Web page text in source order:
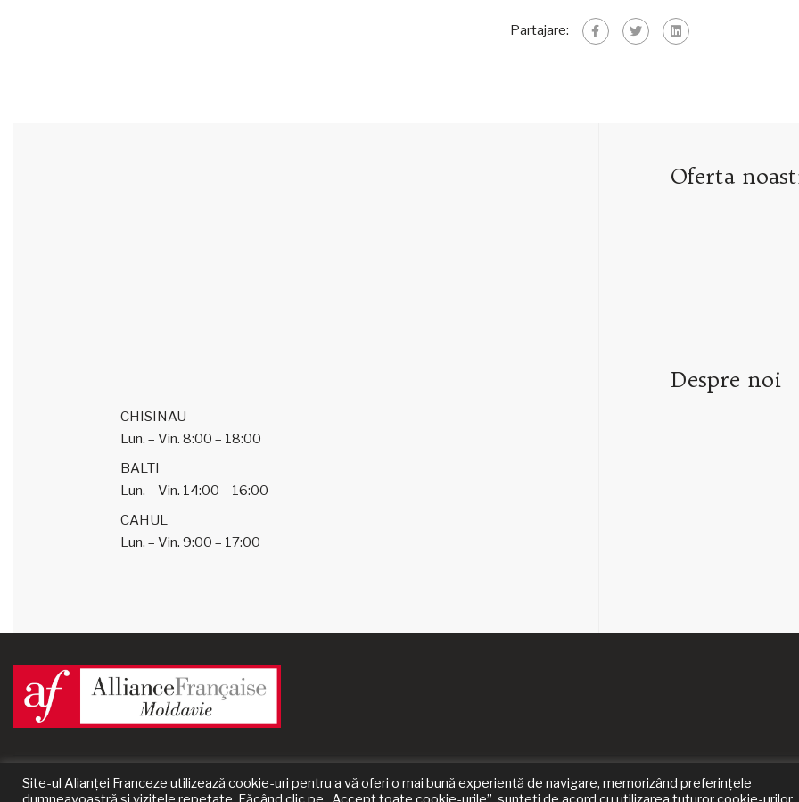
Partajare:
CHISINAU
Lun. – Vin. 8:00 – 18:00
BALTI
Lun. – Vin. 14:00 – 16:00
CAHUL
Lun. – Vin. 9:00 – 17:00
Oferta
Despre noi
© 2024 Alliance Française de Moldavie | un sitePrestaweb
Site-ul Alianței Franceze utilizează cookie-uri pentru a vă oferi o mai bună experiență de navigare, memorizând preferințele